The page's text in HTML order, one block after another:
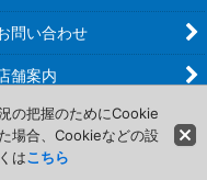
問い合わせ
舗案内
Corporation. All Rights
の把握のためにCookie
場合、Cookieなどの設
はこちら